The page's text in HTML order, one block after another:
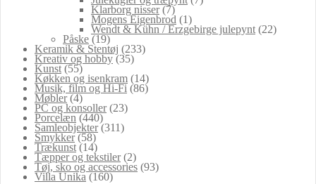
Klarborg nisser (7)
Mogens Eigenbrod (1)
Wendt & Kühn / Erzgebirge julepynt (22)
Påske (19)
Keramik & Stentøj (233)
Kreativ og hobby (35)
Kunst (55)
Køkken og isenkram (14)
Musik, film og Hi-Fi (86)
Møbler (4)
PC og konsoller (23)
Porcelæn (440)
Samleobjekter (311)
Smykker (58)
Trækunst (14)
Tæpper og tekstiler (2)
Tøj, sko og accessories (93)
Villa Unika (160)